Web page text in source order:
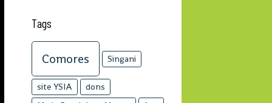
Tags
Comores Singani
site YSIA
dons